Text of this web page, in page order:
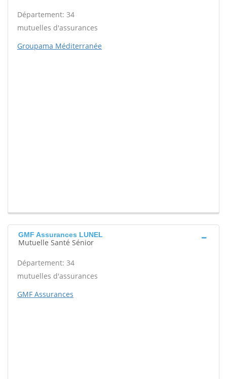
Département: 34
mutuelles d'assurances
Groupama Méditerranée
GMF Assurances LUNEL
Mutuelle Santé Sénior
Département: 34
mutuelles d'assurances
GMF Assurances